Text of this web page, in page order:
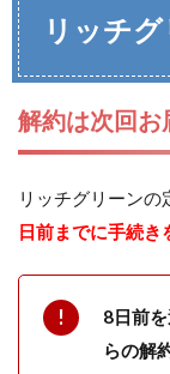
リッチ
解約は次回お
リッチグリーンの
日前までに手続き
8日前
らの解